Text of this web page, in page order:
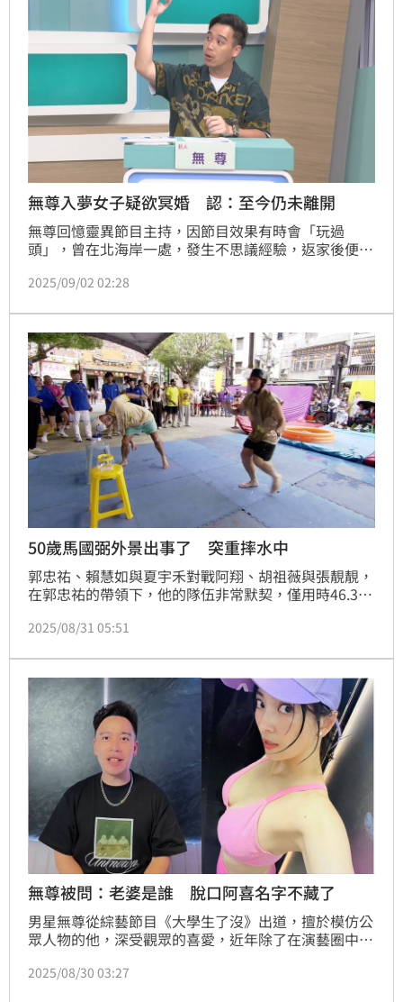
無尊入夢女子疑欲冥婚 認：至今仍未離開
無尊回憶靈異節目主持，因節目效果有時會「玩過
頭」，曾在北海岸一處，發生不思議經驗，返家後便夢
「冥婚」。
2025/09/02 02:28
50歲馬國弼外景出事了 突重摔水中
郭忠祐、賴慧如與夏宇禾對戰阿翔、胡祖薇與張靚靚，
在郭忠祐的帶領下，他的隊伍非常默契，僅用時46.32
力倍增，於是不斷全力衝刺，殊不知阿翔因為太著急不
是郭忠祐的隊伍。
2025/08/31 05:51
無尊被問：老婆是誰 脫口阿喜名字不藏了
男星無尊從綜藝節目《大學生了沒》出道，擅於模仿公
眾人物的他，深受觀眾的喜愛，近年除了在演藝圈中發
尊跟女星阿喜交往3年，感情相當穩定，近日無尊登上
2025/08/30 03:27